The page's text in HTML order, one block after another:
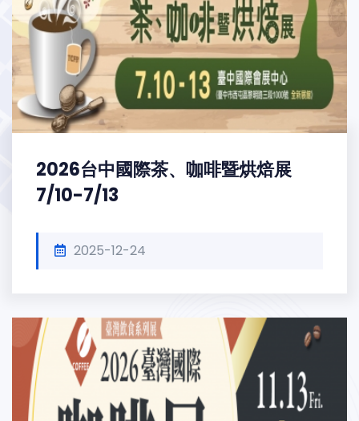
2026台中國際茶、咖啡暨烘焙展
7/10-7/13
2025-12-24